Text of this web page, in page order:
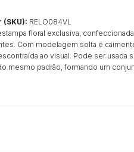
RELO084VL
floral exclusiva,
Com modelagem solta e
ao visual. Pode ser usada
mesmo padrão, formando um